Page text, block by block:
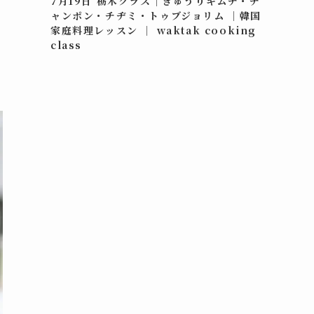
ャンポン・チヂミ・トゥブジョリム ｜韓国
家庭料理レッスン ｜ waktak cooking
class